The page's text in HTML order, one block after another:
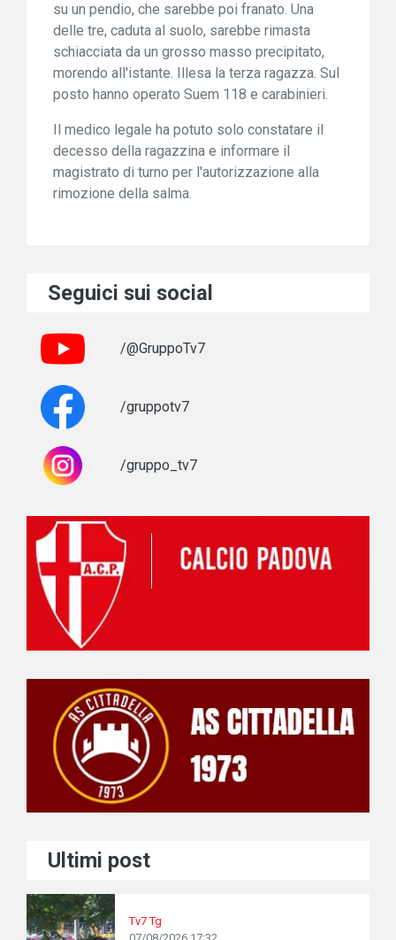
su un pendio, che sarebbe poi franato. Una
delle tre, caduta al suolo, sarebbe rimasta
schiacciata da un grosso masso precipitato,
morendo all'istante. Illesa la terza ragazza. Sul
posto hanno operato Suem 118 e carabinieri.
Il medico legale ha potuto solo constatare il
decesso della ragazzina e informare il
magistrato di turno per l'autorizzazione alla
rimozione della salma.
Seguici sui social
/@GruppoTv7
/gruppotv7
/gruppo_tv7
Ultimi post
Tv7 Tg